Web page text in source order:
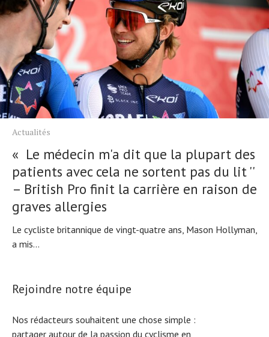
Actualités
« Le médecin m'a dit que la plupart des
patients avec cela ne sortent pas du lit ''
– British Pro finit la carrière en raison de
graves allergies
Le cycliste britannique de vingt-quatre ans, Mason Hollyman,
a mis...
Rejoindre notre équipe
Nos rédacteurs souhaitent une chose simple :
partager autour de la passion du cyclisme en
À propos